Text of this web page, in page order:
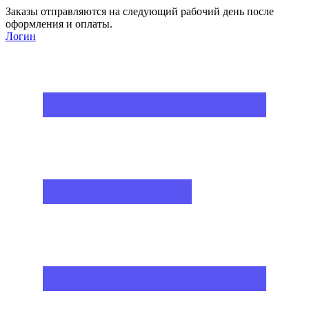
Заказы отправляются на следующий рабочий день после
оформления и оплаты.
Логин